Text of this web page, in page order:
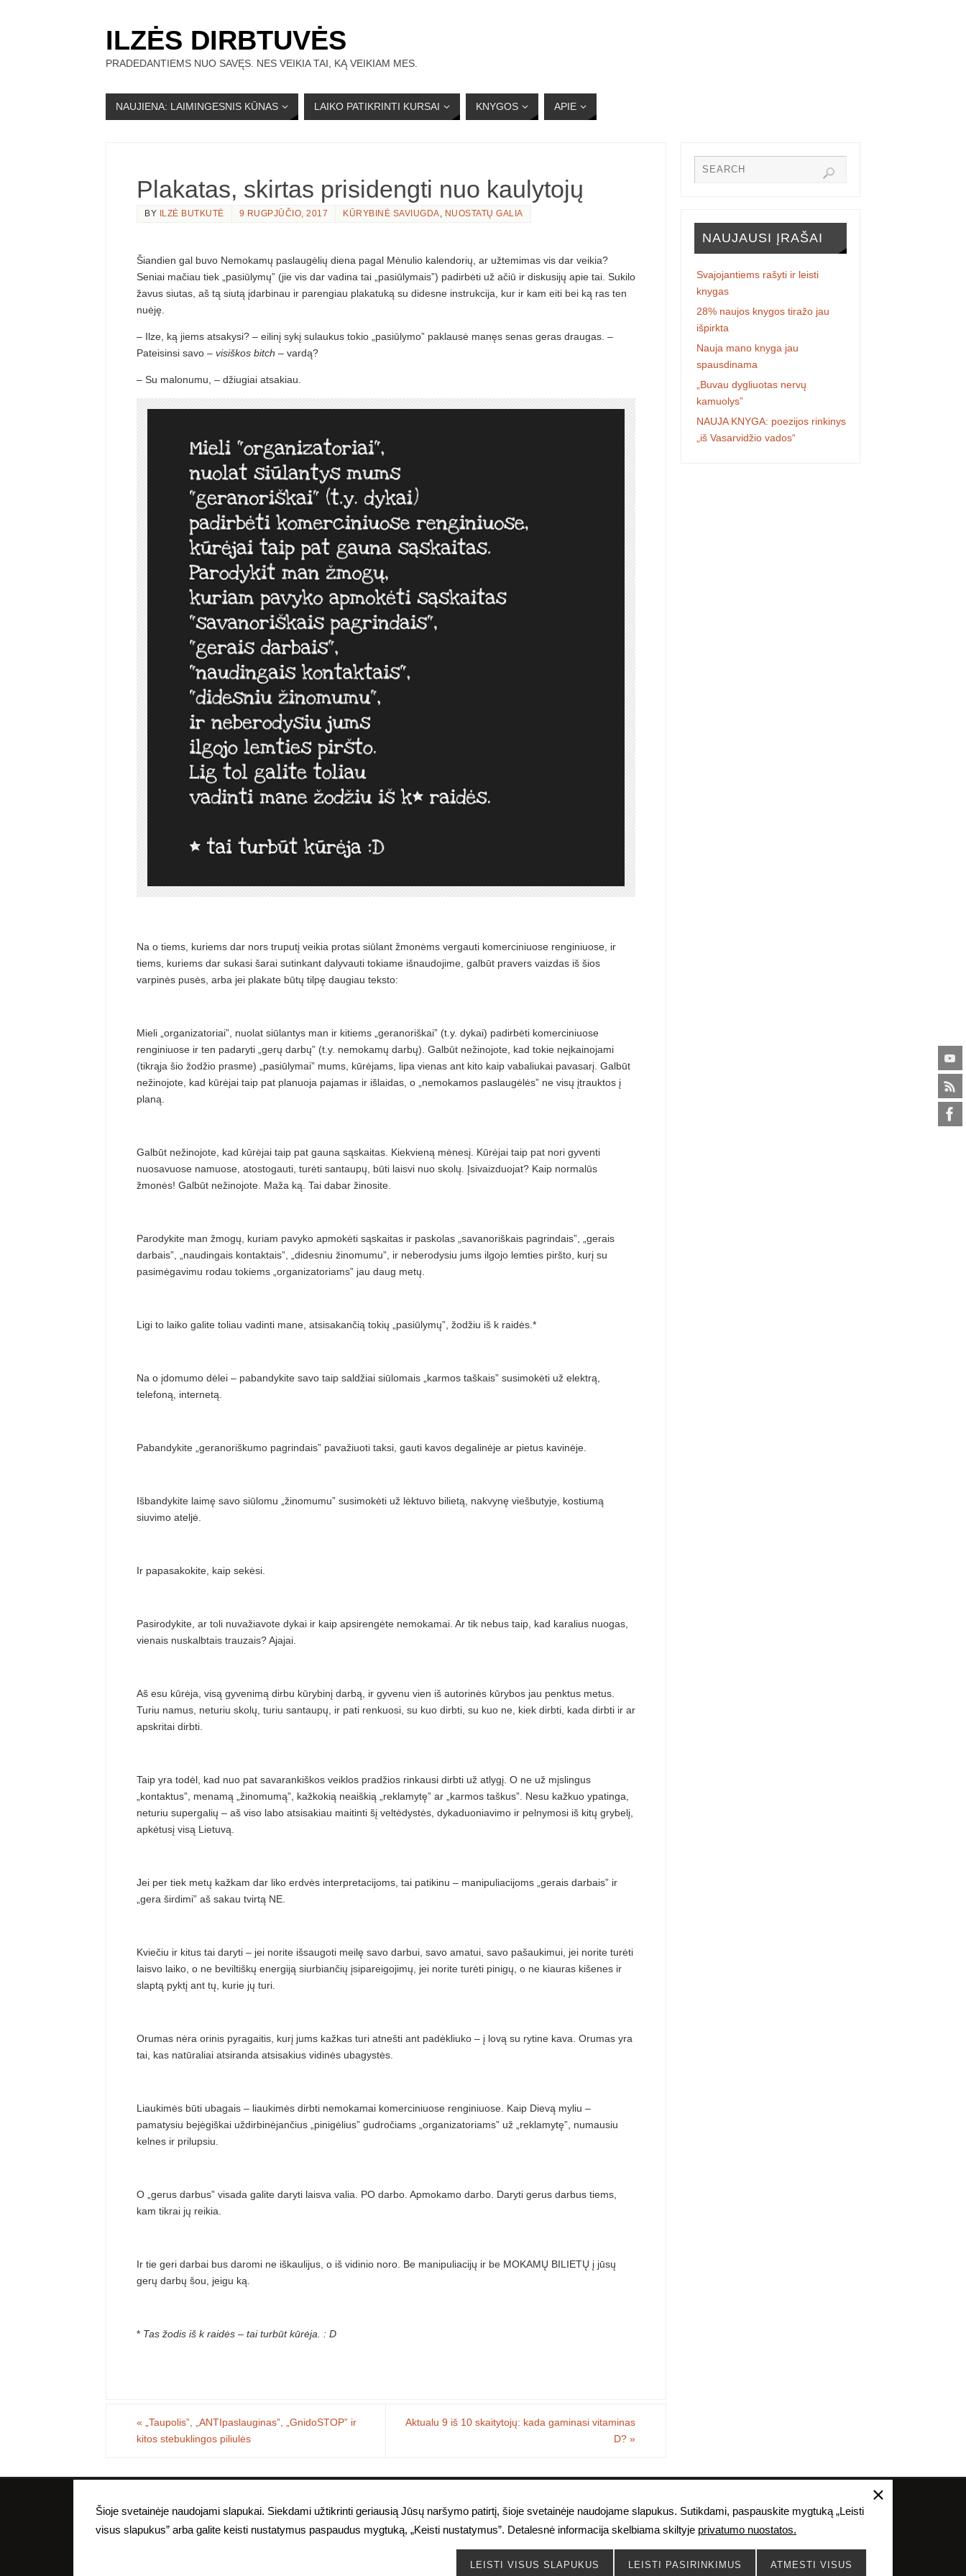
ILZĖS DIRBTUVĖS
PRADEDANTIEMS NUO SAVĘS. NES VEIKIA TAI, KĄ VEIKIAM MES.
NAUJIENA: LAIMINGESNIS KŪNAS LAIKO PATIKRINTI KURSAI KNYGOS APIE
Plakatas, skirtas prisidengti nuo kaulytojų
BY ILZĖ BUTKUTĖ 9 RUGPJŪČIO, 2017 KŪRYBINĖ SAVIUGDA, NUOSTATŲ GALIA
Šiandien gal buvo Nemokamų paslaugėlių diena pagal Mėnulio kalendorių, ar užtemimas vis dar veikia?
Seniai mačiau tiek „pasiūlymų” (jie vis dar vadina tai „pasiūlymais”) padirbėti už ačiū ir diskusijų apie tai. Sukilo
žavus siutas, aš tą siutą įdarbinau ir parengiau plakatuką su didesne instrukcija, kur ir kam eiti bei ką ras ten
nuėję.
– Ilze, ką jiems atsakysi? – eilinį sykį sulaukus tokio „pasiūlymo” paklausė manęs senas geras draugas. –
Pateisinsi savo – visiškos bitch – vardą?
– Su malonumu, – džiugiai atsakiau.
Na o tiems, kuriems dar nors truputį veikia protas siūlant žmonėms vergauti komerciniuose renginiuose, ir
tiems, kuriems dar sukasi šarai sutinkant dalyvauti tokiame išnaudojime, galbūt pravers vaizdas iš šios
varpinės pusės, arba jei plakate būtų tilpę daugiau teksto:
Mieli „organizatoriai”, nuolat siūlantys man ir kitiems „geranoriškai” (t.y. dykai) padirbėti komerciniuose
renginiuose ir ten padaryti „gerų darbų” (t.y. nemokamų darbų). Galbūt nežinojote, kad tokie neįkainojami
(tikrąja šio žodžio prasme) „pasiūlymai” mums, kūrėjams, lipa vienas ant kito kaip vabaliukai pavasarį. Galbūt
nežinojote, kad kūrėjai taip pat planuoja pajamas ir išlaidas, o „nemokamos paslaugėlės” ne visų įtrauktos į
planą.
Galbūt nežinojote, kad kūrėjai taip pat gauna sąskaitas. Kiekvieną mėnesį. Kūrėjai taip pat nori gyventi
nuosavuose namuose, atostogauti, turėti santaupų, būti laisvi nuo skolų. Įsivaizduojat? Kaip normalūs
žmonės! Galbūt nežinojote. Maža ką. Tai dabar žinosite.
Parodykite man žmogų, kuriam pavyko apmokėti sąskaitas ir paskolas „savanoriškais pagrindais”, „gerais
darbais”, „naudingais kontaktais”, „didesniu žinomumu”, ir neberodysiu jums ilgojo lemties piršto, kurį su
pasimėgavimu rodau tokiems „organizatoriams” jau daug metų.
Ligi to laiko galite toliau vadinti mane, atsisakančią tokių „pasiūlymų”, žodžiu iš k raidės.*
Na o įdomumo dėlei – pabandykite savo taip saldžiai siūlomais „karmos taškais” susimokėti už elektrą,
telefoną, internetą.
Pabandykite „geranoriškumo pagrindais” pavažiuoti taksi, gauti kavos degalinėje ar pietus kavinėje.
Išbandykite laimę savo siūlomu „žinomumu” susimokėti už lėktuvo bilietą, nakvynę viešbutyje, kostiumą
siuvimo ateljė.
Ir papasakokite, kaip sekėsi.
Pasirodykite, ar toli nuvažiavote dykai ir kaip apsirengėte nemokamai. Ar tik nebus taip, kad karalius nuogas,
vienais nuskalbtais trauzais? Ajajai.
Aš esu kūrėja, visą gyvenimą dirbu kūrybinį darbą, ir gyvenu vien iš autorinės kūrybos jau penktus metus.
Turiu namus, neturiu skolų, turiu santaupų, ir pati renkuosi, su kuo dirbti, su kuo ne, kiek dirbti, kada dirbti ir ar
apskritai dirbti.
Taip yra todėl, kad nuo pat savarankiškos veiklos pradžios rinkausi dirbti už atlygį. O ne už mįslingus
„kontaktus”, menamą „žinomumą”, kažkokią neaiškią „reklamytę” ar „karmos taškus”. Nesu kažkuo ypatinga,
neturiu supergalių – aš viso labo atsisakiau maitinti šį veltėdystės, dykaduoniavimo ir pelnymosi iš kitų grybelį,
apkėtusį visą Lietuvą.
Jei per tiek metų kažkam dar liko erdvės interpretacijoms, tai patikinu – manipuliacijoms „gerais darbais” ir
„gera širdimi” aš sakau tvirtą NE.
Kviečiu ir kitus tai daryti – jei norite išsaugoti meilę savo darbui, savo amatui, savo pašaukimui, jei norite turėti
laisvo laiko, o ne beviltiškų energiją siurbiančių įsipareigojimų, jei norite turėti pinigų, o ne kiauras kišenes ir
slaptą pyktį ant tų, kurie jų turi.
Orumas nėra orinis pyragaitis, kurį jums kažkas turi atnešti ant padėkliuko – į lovą su rytine kava. Orumas yra
tai, kas natūraliai atsiranda atsisakius vidinės ubagystės.
Liaukimės būti ubagais – liaukimės dirbti nemokamai komerciniuose renginiuose. Kaip Dievą myliu –
pamatysiu bejėgiškai uždirbinėjančius „pinigėlius” gudročiams „organizatoriams” už „reklamytę”, numausiu
kelnes ir prilupsiu.
O „gerus darbus” visada galite daryti laisva valia. PO darbo. Apmokamo darbo. Daryti gerus darbus tiems,
kam tikrai jų reikia.
Ir tie geri darbai bus daromi ne iškaulijus, o iš vidinio noro. Be manipuliacijų ir be MOKAMŲ BILIETŲ į jūsų
gerų darbų šou, jeigu ką.
* Tas žodis iš k raidės – tai turbūt kūrėja. : D
« „Taupolis”, „ANTIpaslauginas”, „GnidoSTOP” ir
kitos stebuklingos piliulės
Aktualu 9 iš 10 skaitytojų: kada gaminasi vitaminas
D? »
NAUJAUSI ĮRAŠAI
Svajojantiems rašyti ir leisti
knygas
28% naujos knygos tiražo jau
išpirkta
Nauja mano knyga jau
spausdinama
„Buvau dygliuotas nervų
kamuolys”
NAUJA KNYGA: poezijos rinkinys
„iš Vasarvidžio vados“
Šioje svetainėje naudojami slapukai. Siekdami užtikrinti geriausią Jūsų naršymo patirtį, šioje svetainėje naudojame slapukus. Sutikdami, paspauskite mygtuką „Leisti
visus slapukus” arba galite keisti nustatymus paspaudus mygtuką, „Keisti nustatymus”. Detalesnė informacija skelbiama skiltyje privatumo nuostatos.
LEISTI VISUS SLAPUKUS LEISTI PASIRINKIMUS ATMESTI VISUS
Visa puslapyje esanti medžiaga yra autorinė, tiek prieinama atvirai, tiek uždaroms kursų grupėms. Medžiagos kopijavimas, skelbimas, tiražavimas ir kitoks naudojimas
be raštiško autorės sutikimo baudžiamas pagal LR galiojančius autorių teises ginančius įstatymus.
PARABOLA&WORDPRESS.